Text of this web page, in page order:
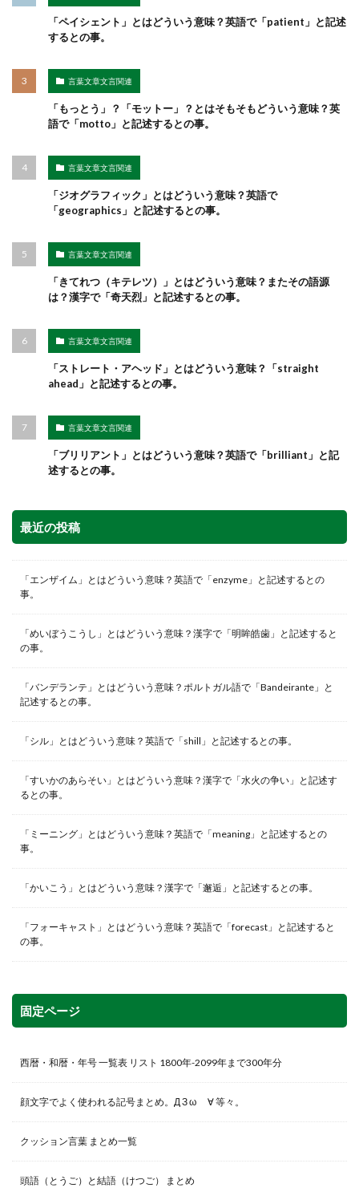
「ペイシェント」とはどういう意味？英語で「patient」と記述
するとの事。
言葉文章文言関連
「もっとう」？「モットー」？とはそもそもどういう意味？英
語で「motto」と記述するとの事。
言葉文章文言関連
「ジオグラフィック」とはどういう意味？英語で
「geographics」と記述するとの事。
言葉文章文言関連
「きてれつ（キテレツ）」とはどういう意味？またその語源
は？漢字で「奇天烈」と記述するとの事。
言葉文章文言関連
「ストレート・アヘッド」とはどういう意味？「straight
ahead」と記述するとの事。
言葉文章文言関連
「ブリリアント」とはどういう意味？英語で「brilliant」と記
述するとの事。
最近の投稿
「エンザイム」とはどういう意味？英語で「enzyme」と記述するとの
事。
「めいぼうこうし」とはどういう意味？漢字で「明眸皓歯」と記述すると
の事。
「バンデランテ」とはどういう意味？ポルトガル語で「Bandeirante」と
記述するとの事。
「シル」とはどういう意味？英語で「shill」と記述するとの事。
「すいかのあらそい」とはどういう意味？漢字で「水火の争い」と記述す
るとの事。
「ミーニング」とはどういう意味？英語で「meaning」と記述するとの
事。
「かいこう」とはどういう意味？漢字で「邂逅」と記述するとの事。
「フォーキャスト」とはどういう意味？英語で「forecast」と記述すると
の事。
固定ページ
西暦・和暦・年号 一覧表 リスト 1800年-2099年まで300年分
顔文字でよく使われる記号まとめ。Д З ω ゞ∀ 等々。
クッション言葉 まとめ一覧
頭語（とうご）と結語（けつご） まとめ